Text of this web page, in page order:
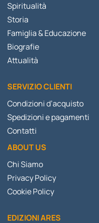
Spiritualità
Storia
Famiglia & Educazione
Biografie
Attualità
SERVIZIO CLIENTI
Condizioni d’acquisto
Spedizioni e pagamenti
Contatti
ABOUT US
Chi Siamo
Privacy Policy
Cookie Policy
EDIZIONI ARES